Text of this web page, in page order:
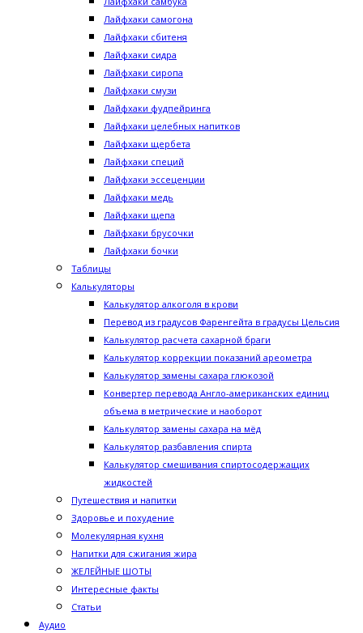
Лайфхаки самогона
Лайфхаки сбитеня
Лайфхаки сидра
Лайфхаки сиропа
Лайфхаки смузи
Лайфхаки фудпейринга
Лайфхаки целебных напитков
Лайфхаки щербета
Лайфхаки специй
Лайфхаки эссеценции
Лайфхаки медь
Лайфхаки щепа
Лайфхаки брусочки
Лайфхаки бочки
Таблицы
Калькуляторы
Калькулятор алкоголя в крови
Перевод из градусов Фаренгейта в градусы Цельсия
Калькулятор расчета сахарной браги
Калькулятор коррекции показаний ареометра
Калькулятор замены сахара глюкозой
Конвертер перевода Англо-американских единиц
объема в метрические и наоборот
Калькулятор замены сахара на мёд
Калькулятор разбавления спирта
Калькулятор смешивания спиртосодержащих
жидкостей
Путешествия и напитки
Здоровье и похудение
Молекулярная кухня
Напитки для сжигания жира
ЖЕЛЕЙНЫЕ ШОТЫ
Интересные факты
Статьи
Аудио